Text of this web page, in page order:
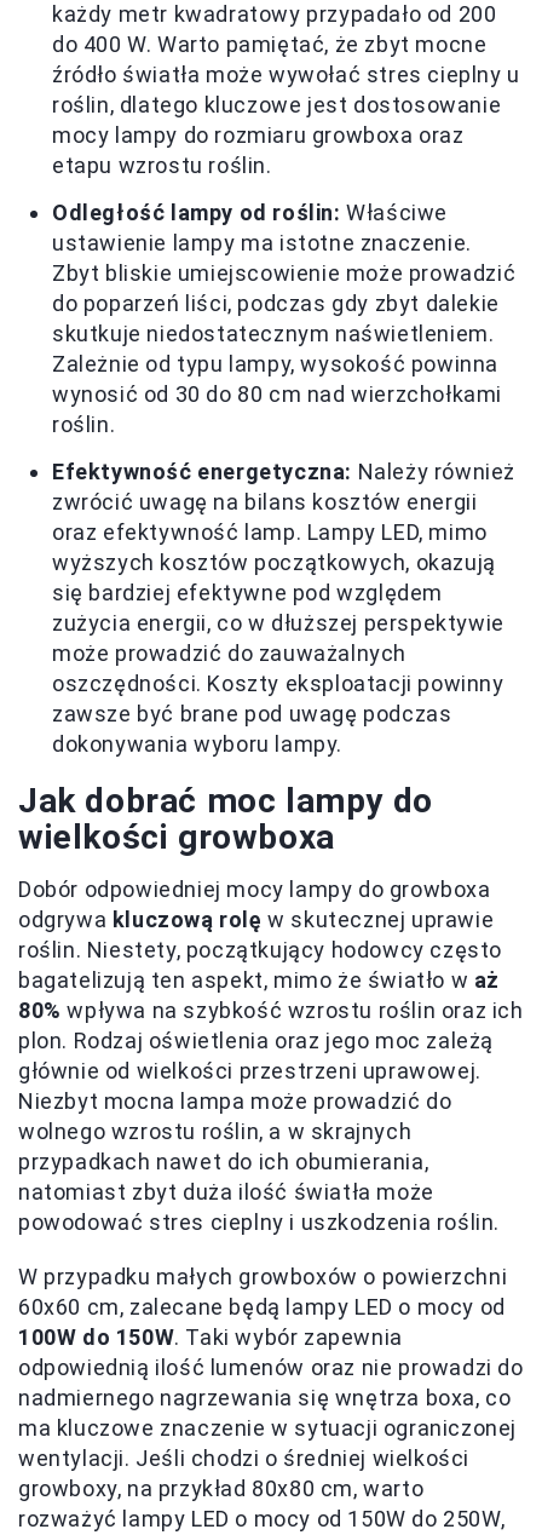
każdy metr kwadratowy przypadało od 200
do 400 W. Warto pamiętać, że zbyt mocne
źródło światła może wywołać stres cieplny u
roślin, dlatego kluczowe jest dostosowanie
mocy lampy do rozmiaru growboxa oraz
etapu wzrostu roślin.
Odległość lampy od roślin: Właściwe
ustawienie lampy ma istotne znaczenie.
Zbyt bliskie umiejscowienie może prowadzić
do poparzeń liści, podczas gdy zbyt dalekie
skutkuje niedostatecznym naświetleniem.
Zależnie od typu lampy, wysokość powinna
wynosić od 30 do 80 cm nad wierzchołkami
roślin.
Efektywność energetyczna: Należy również
zwrócić uwagę na bilans kosztów energii
oraz efektywność lamp. Lampy LED, mimo
wyższych kosztów początkowych, okazują
się bardziej efektywne pod względem
zużycia energii, co w dłuższej perspektywie
może prowadzić do zauważalnych
oszczędności. Koszty eksploatacji powinny
zawsze być brane pod uwagę podczas
dokonywania wyboru lampy.
Jak dobrać moc lampy do
wielkości growboxa
Dobór odpowiedniej mocy lampy do growboxa
odgrywa kluczową rolę w skutecznej uprawie
roślin. Niestety, początkujący hodowcy często
bagatelizują ten aspekt, mimo że światło w aż
80% wpływa na szybkość wzrostu roślin oraz ich
plon. Rodzaj oświetlenia oraz jego moc zależą
głównie od wielkości przestrzeni uprawowej.
Niezbyt mocna lampa może prowadzić do
wolnego wzrostu roślin, a w skrajnych
przypadkach nawet do ich obumierania,
natomiast zbyt duża ilość światła może
powodować stres cieplny i uszkodzenia roślin.
W przypadku małych growboxów o powierzchni
60x60 cm, zalecane będą lampy LED o mocy od
100W do 150W. Taki wybór zapewnia
odpowiednią ilość lumenów oraz nie prowadzi do
nadmiernego nagrzewania się wnętrza boxa, co
ma kluczowe znaczenie w sytuacji ograniczonej
wentylacji. Jeśli chodzi o średniej wielkości
growboxy, na przykład 80x80 cm, warto
rozważyć lampy LED o mocy od 150W do 250W,